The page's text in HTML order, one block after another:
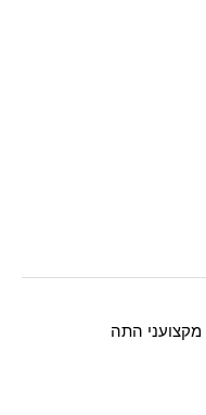
מקצועני התה